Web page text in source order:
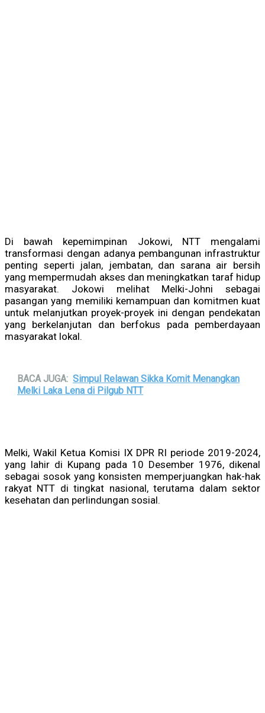
Di bawah kepemimpinan Jokowi, NTT mengalami
transformasi dengan adanya pembangunan infrastruktur
penting seperti jalan, jembatan, dan sarana air bersih
yang mempermudah akses dan meningkatkan taraf hidup
masyarakat. Jokowi melihat Melki-Johni sebagai
pasangan yang memiliki kemampuan dan komitmen kuat
untuk melanjutkan proyek-proyek ini dengan pendekatan
yang berkelanjutan dan berfokus pada pemberdayaan
masyarakat lokal.
BACA JUGA: Simpul Relawan Sikka Komit Menangkan
Melki Laka Lena di Pilgub NTT
Melki, Wakil Ketua Komisi IX DPR RI periode 2019-2024,
yang lahir di Kupang pada 10 Desember 1976, dikenal
sebagai sosok yang konsisten memperjuangkan hak-hak
rakyat NTT di tingkat nasional, terutama dalam sektor
kesehatan dan perlindungan sosial.